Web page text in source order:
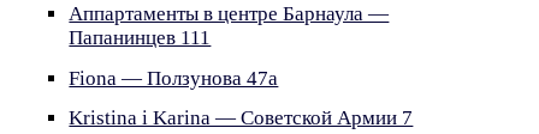
Аппартаменты в центре Барнаула —
Папанинцев 111
Fiona — Ползунова 47a
Kristina i Karina — Советской Армии 7